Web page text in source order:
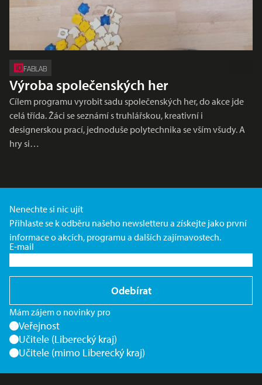
FABLAB
Výroba společenských her
Cílem programu vyrobit sadu společenských her, do akce jde
celá třída. Žáci se seznámí s truhlářskou, kreativní i
designerskou prací, jednoduše polytechnika se vším všudy. A
hry si…
Nenechte si nic ujít
Přihlaste se k odběru našeho newsletteru a získejte jako první
informace o akcích, programu a dalších zajímavostech.
E-mail
Odebírat
Mám zájem o novinky pro
Veřejnost
Učitele (Liberecký kraj)
Učitele (mimo Liberecký kraj)